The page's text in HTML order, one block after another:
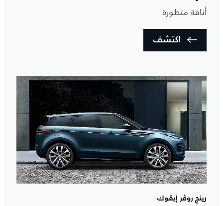
أناقة متطورة
اكتشف
رينج روڤر إيڤوك